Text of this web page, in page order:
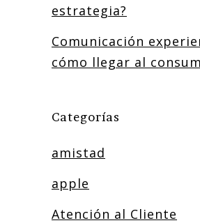
estrategia?
Comunicación
cómo llegar al
Categorías
amistad
apple
Atención al Cliente